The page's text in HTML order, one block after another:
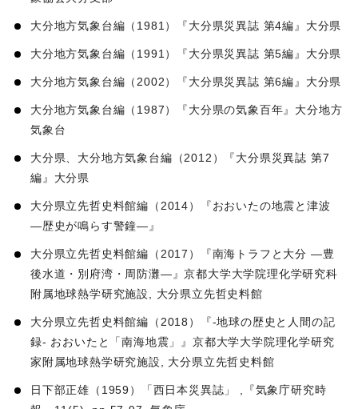
大分地方気象台編（1981）『大分県災異誌 第4編』大分県
大分地方気象台編（1991）『大分県災異誌 第5編』大分県
大分地方気象台編（2002）『大分県災異誌 第6編』大分県
大分地方気象台編（1987）『大分県の気象百年』大分地方
気象台
大分県、大分地方気象台編（2012）『大分県災異誌 第7
編』大分県
大分県立先哲史料館編（2014）『おおいたの地震と津波
―歴史が鳴らす警鐘―』
大分県立先哲史料館編（2017）『南海トラフと大分 ―豊
後水道・別府湾・周防灘―』京都大学大学院理化学研究科
附属地球熱学研究施設, 大分県立先哲史料館
大分県立先哲史料館編（2018）『-地球の歴史と人間の記
録- おおいたと「南海地震」』京都大学大学院理化学研究
家附属地球熱学研究施設, 大分県立先哲史料館
日下部正雄（1959）「西日本災異誌」 ,『気象庁研究時